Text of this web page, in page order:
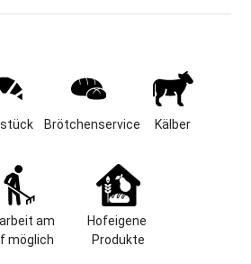
Bauernhof mit hofeigenen
Natur.Gartenhaus mit Liegewiese
Pool.Unsere Zimmer sind alle in
Ferienwohnung
mit einem neuem
Tölzer Land im
gut zehn Kilometer
Brötchenservice Kälber
am
möglich
Hofeigene
Produkte